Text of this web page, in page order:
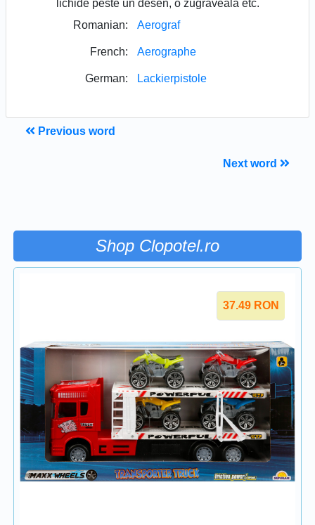
lichide peste un desen, o zugraveala etc.
Romanian:
Aerograf
French: Aerographe
German: Lackierpistole
Previous word
Next word
Shop Clopotel.ro
37.49 RON